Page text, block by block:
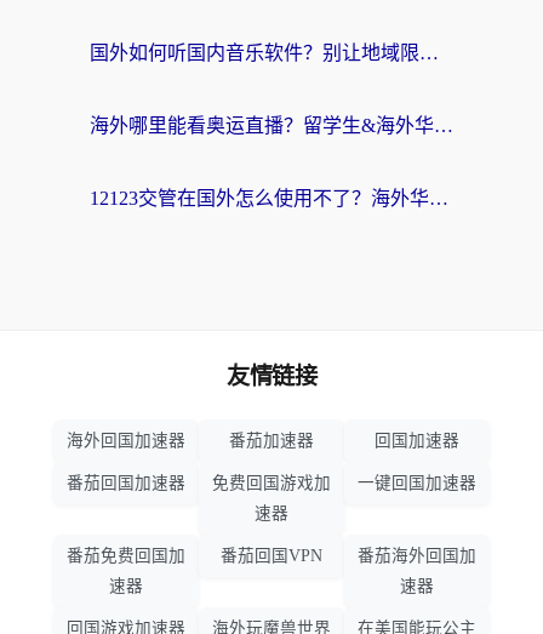
国外如何听国内音乐软件？别让地域限制，断了你的中文歌单
海外哪里能看奥运直播？留学生&海外华人必看的体育赛事观赛终极指南
12123交管在国外怎么使用不了？海外华人必看的无缝访问国内资源指南
友情链接
海外回国加速器 番茄加速器 回国加速器
番茄回国加速器
免费回国游戏加
速器
一键回国加速器
番茄免费回国加
速器
番茄回国VPN
番茄海外回国加
速器
回国游戏加速器 海外玩魔兽世界 在美国能玩公主